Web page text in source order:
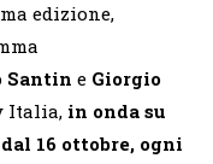
edizione,
Santin e Giorgio
Italia, in onda su
16 ottobre, ogni